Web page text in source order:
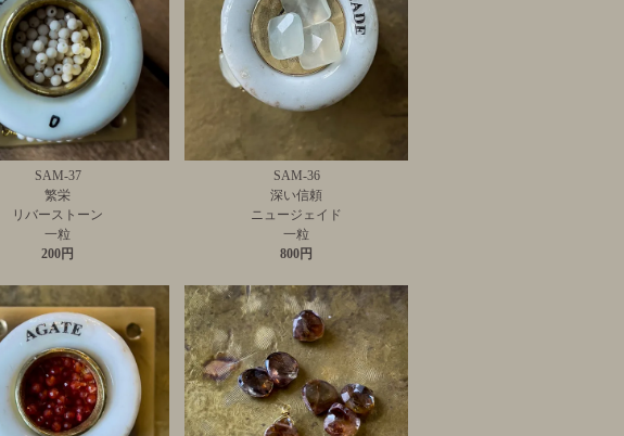
SAM-37
繁栄
リバーストーン
一粒
200円
SAM-36
深い信頼
ニュージェイド
一粒
800円